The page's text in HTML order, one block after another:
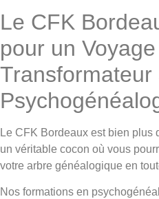
Le CFK
pour un Voyage
Transformateur
Le CFK Bordeaux est bien plus
un véritable cocon où vous
votre arbre généalogique en
Nos formations en